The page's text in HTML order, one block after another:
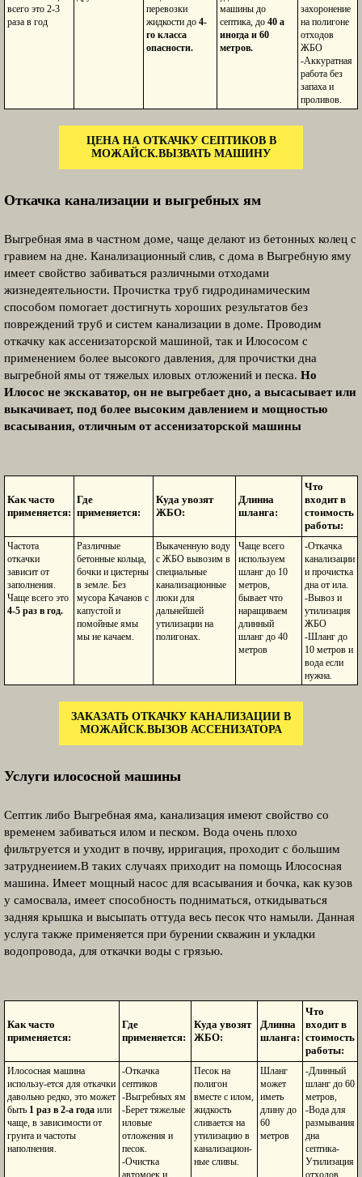
всего это 2-3
раза в год
перевозки
жидкости до 4-
го класса
опасности.
машины до
септика, до 40 а
иногда и 60
метров.
захоронение
на полигоне
отходов
ЖБО
-Аккуратная
работа без
запаха и
проливов.
ЦЕНА НА ОТКАЧКУ СЕПТИКОВ В
МОЖАЙСК.ВЫЗВАТЬ МАШИНУ
Откачка канализации и выгребных ям
Выгребная яма в частном доме, чаще делают из бетонных колец с
гравием на дне. Канализационный слив, с дома в Выгребную яму
имеет свойство забиваться различными отходами
жизнедеятельности. Прочистка труб гидродинамическим
способом помогает достигнуть хороших результатов без
повреждений труб и систем канализации в доме. Проводим
откачку как ассенизаторской машиной, так и Илососом с
применением более высокого давления, для прочистки дна
выгребной ямы от тяжелых иловых отложений и песка. Но
Илосос не экскаватор, он не выгребает дно, а высасывает или
выкачивает, под более высоким давлением и мощностью
всасывания, отличным от ассенизаторской машины
Как часто
применяется:
Где
применяется:
Куда увозят
ЖБО:
Длинна
шланга:
Что
входит в
стоимость
работы:
Частота
откачки
зависит от
заполнения.
Чаще всего это
4-5 раз в год.
Различные
бетонные кольца,
бочки и цистерны
в земле. Без
мусора Качанов с
капустой и
помойные ямы
мы не качаем.
Выкаченную воду
с ЖБО вывозим в
специальные
канализационные
люки для
дальнейшей
утилизации на
полигонах.
Чаще всего
используем
шланг до 10
метров,
бывает что
наращиваем
длинный
шланг до 40
метров
-Откачка
канализации
и прочистка
дна от ила.
-Вывоз и
утилизация
ЖБО
-Шланг до
10 метров и
вода если
нужна.
ЗАКАЗАТЬ ОТКАЧКУ КАНАЛИЗАЦИИ В
МОЖАЙСК.ВЫЗОВ АССЕНИЗАТОРА
Услуги илососной машины
Септик либо Выгребная яма, канализация имеют свойство со
временем забиваться илом и песком. Вода очень плохо
фильтруется и уходит в почву, ирригация, проходит с большим
затруднением.В таких случаях приходит на помощь Илососная
машина. Имеет мощный насос для всасывания и бочка, как кузов
у самосвала, имеет способность подниматься, откидываться
задняя крышка и высыпать оттуда весь песок что намыли. Данная
услуга также применяется при бурении скважин и укладки
водопровода, для откачки воды с грязью.
Как часто
применяется:
Где
применяется:
Куда увозят
ЖБО:
Длинна
шланга:
Что
входит в
стоимость
работы:
Илососная машина
использу-ется для откачки
давольно редко, это может
быть 1 раз в 2-а года или
чаще, в зависимости от
грунта и частоты
наполнения.
-Откачка
септиков
-Выгребных ям
-Берет тяжелые
иловые
отложения и
песок.
-Очистка
автомоек и
Песок на
полигон
вместе с илом,
жидкость
сливается на
утилизацию в
канализацион-
ные сливы.
Шланг
может
иметь
длину до
60
метров
-Длинный
шланг до 60
метров,
-Вода для
размывания
дна
септика-
Утилизация
отходов.